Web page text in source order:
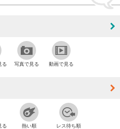
る 写真で見る 動画で見る
る 熱い順 レス待ち順